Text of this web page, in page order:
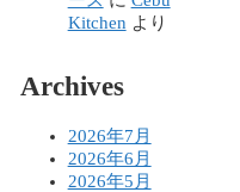
Kitchen より
Archives
2026年7月
2026年6月
2026年5月